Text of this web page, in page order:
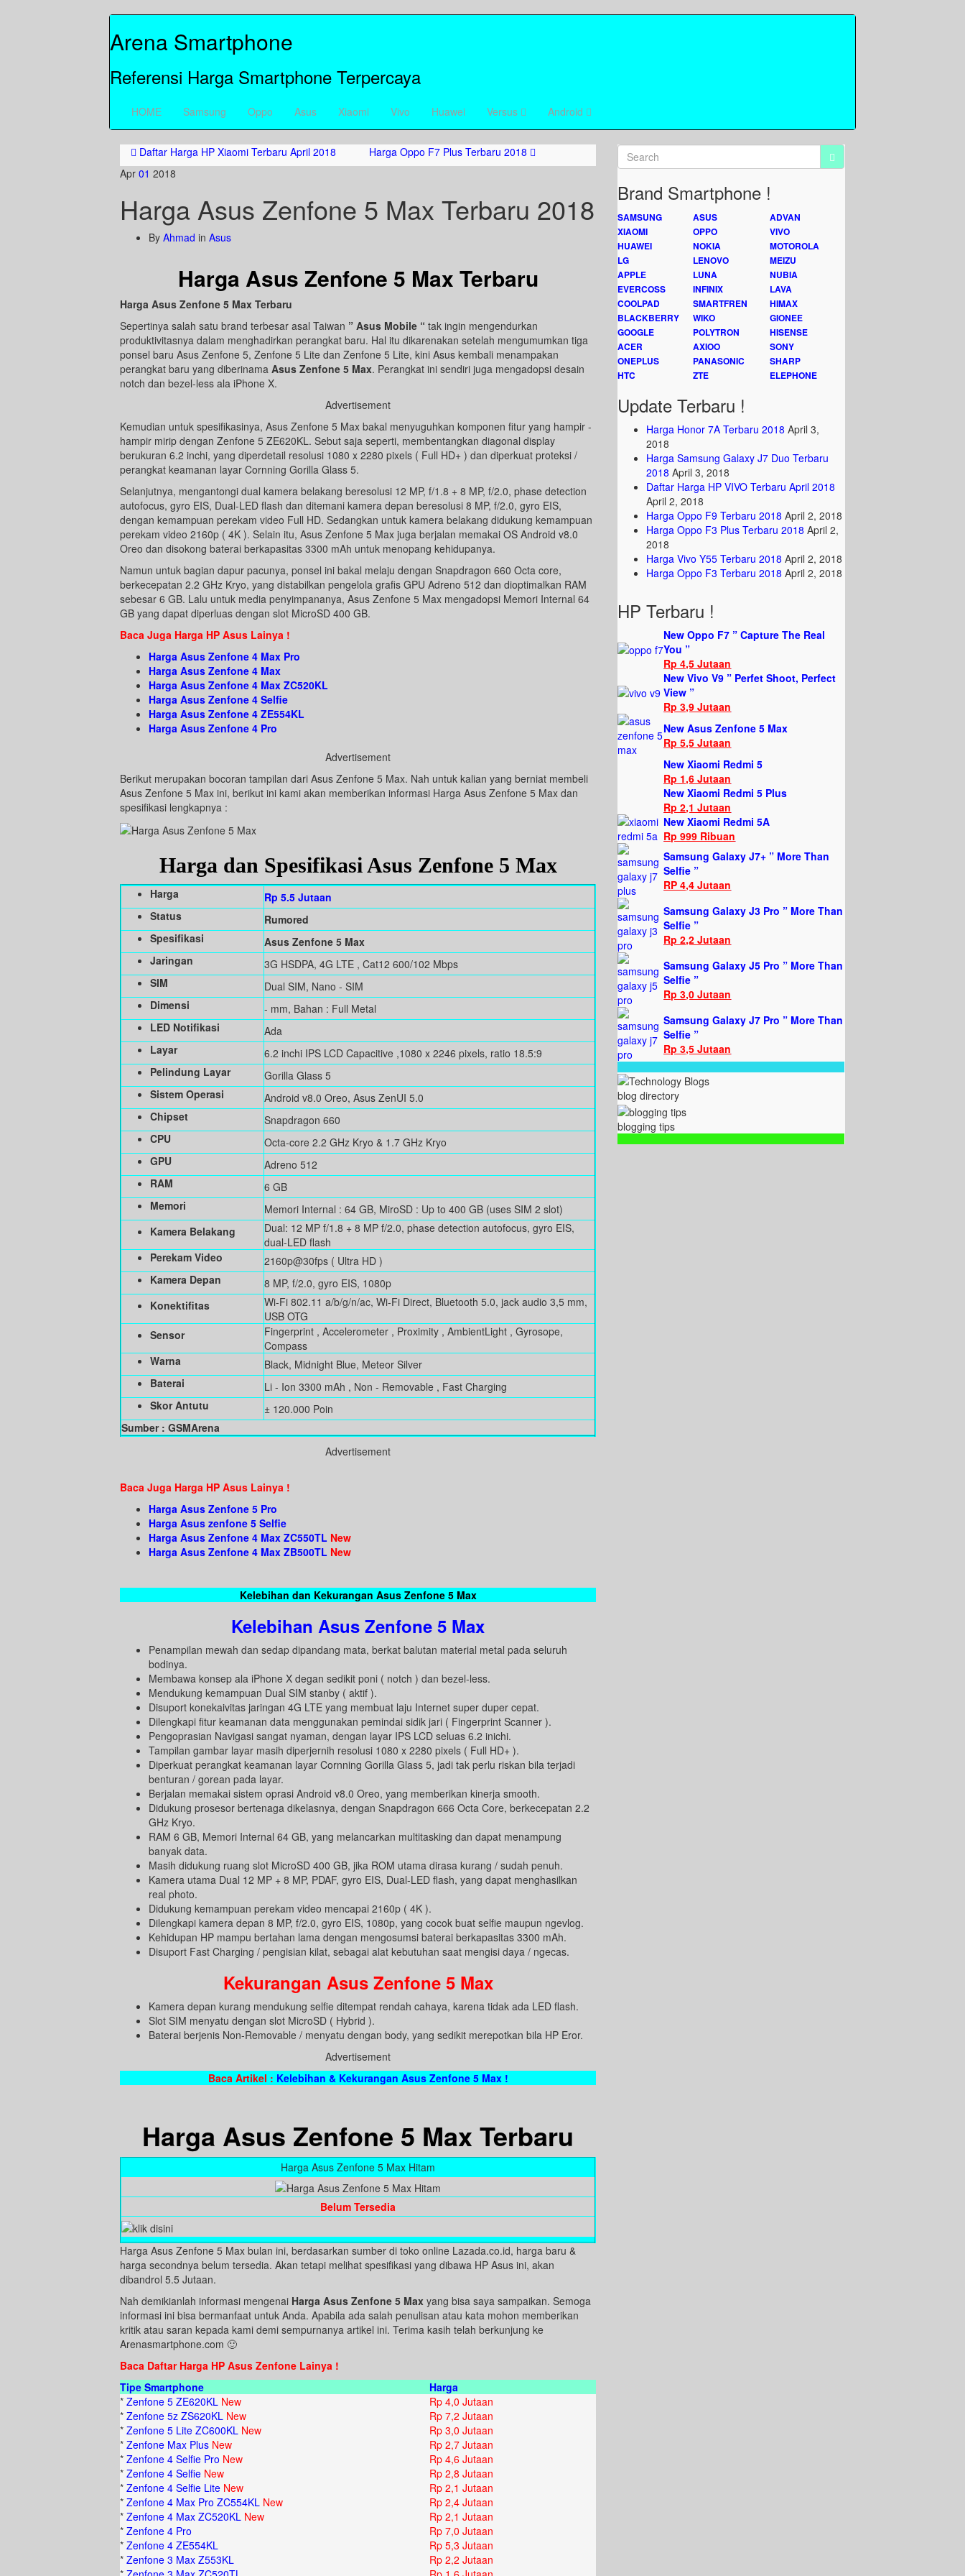
Arena Smartphone
Referensi Harga Smartphone Terpercaya
HOME Samsung Oppo Asus Xiaomi Vivo Huawei Versus Android
Daftar Harga HP Xiaomi Terbaru April 2018
Harga Oppo F7 Plus Terbaru 2018
Apr 01 2018
Harga Asus Zenfone 5 Max Terbaru 2018
By Ahmad in Asus
Harga Asus Zenfone 5 Max Terbaru
Harga Asus Zenfone 5 Max Terbaru
Sepertinya salah satu brand terbesar asal Taiwan ” Asus Mobile “ tak ingin mengendurkan
produktivitasnya dalam menghadirkan perangkat baru. Hal itu dikarenakan setelah mengumumkan tiga
ponsel baru Asus Zenfone 5, Zenfone 5 Lite dan Zenfone 5 Lite, kini Asus kembali menampakan
perangkat baru yang diberinama Asus Zenfone 5 Max. Perangkat ini sendiri juga mengadopsi desain
notch dan bezel-less ala iPhone X.
Advertisement
Kemudian untuk spesifikasinya, Asus Zenfone 5 Max bakal menyuguhkan komponen fitur yang hampir -
hampir mirip dengan Zenfone 5 ZE620KL. Sebut saja seperti, membentangkan diagonal display
berukuran 6.2 inchi, yang diperdetail resolusi 1080 x 2280 pixels ( Full HD+ ) dan diperkuat proteksi /
perangkat keamanan layar Cornning Gorilla Glass 5.
Selanjutnya, mengantongi dual kamera belakang beresolusi 12 MP, f/1.8 + 8 MP, f/2.0, phase detection
autofocus, gyro EIS, Dual-LED flash dan ditemani kamera depan beresolusi 8 MP, f/2.0, gyro EIS,
dengan kemampuan perekam video Full HD. Sedangkan untuk kamera belakang didukung kemampuan
perekam video 2160p ( 4K ). Selain itu, Asus Zenfone 5 Max juga berjalan memakai OS Android v8.0
Oreo dan disokong baterai berkapasitas 3300 mAh untuk menopang kehidupanya.
Namun untuk bagian dapur pacunya, ponsel ini bakal melaju dengan Snapdragon 660 Octa core,
berkecepatan 2.2 GHz Kryo, yang distabilkan pengelola grafis GPU Adreno 512 dan dioptimalkan RAM
sebesar 6 GB. Lalu untuk media penyimpananya, Asus Zenfone 5 Max mengadopsi Memori Internal 64
GB yang dapat diperluas dengan slot MicroSD 400 GB.
Baca Juga Harga HP Asus Lainya !
Harga Asus Zenfone 4 Max Pro
Harga Asus Zenfone 4 Max
Harga Asus Zenfone 4 Max ZC520KL
Harga Asus Zenfone 4 Selfie
Harga Asus Zenfone 4 ZE554KL
Harga Asus Zenfone 4 Pro
Advertisement
Berikut merupakan bocoran tampilan dari Asus Zenfone 5 Max. Nah untuk kalian yang berniat membeli
Asus Zenfone 5 Max ini, berikut ini kami akan memberikan informasi Harga Asus Zenfone 5 Max dan
spesifikasi lengkapnya :
Harga dan Spesifikasi Asus Zenfone 5 Max
Harga
Rp 5.5 Jutaan
Status
Rumored
Spesifikasi
Asus Zenfone 5 Max
Jaringan
3G HSDPA, 4G LTE , Cat12 600/102 Mbps
SIM
Dual SIM, Nano - SIM
Dimensi
- mm, Bahan : Full Metal
LED Notifikasi
Ada
Layar
6.2 inchi IPS LCD Capacitive ,1080 x 2246 pixels, ratio 18.5:9
Pelindung Layar
Gorilla Glass 5
Sistem Operasi
Android v8.0 Oreo, Asus ZenUI 5.0
Chipset
Snapdragon 660
CPU
Octa-core 2.2 GHz Kryo & 1.7 GHz Kryo
GPU
Adreno 512
RAM
6 GB
Memori
Memori Internal : 64 GB, MiroSD : Up to 400 GB (uses SIM 2 slot)
Kamera Belakang
Dual: 12 MP f/1.8 + 8 MP f/2.0, phase detection autofocus, gyro EIS,
dual-LED flash
Perekam Video
2160p@30fps ( Ultra HD )
Kamera Depan
8 MP, f/2.0, gyro EIS, 1080p
Konektifitas
Wi-Fi 802.11 a/b/g/n/ac, Wi-Fi Direct, Bluetooth 5.0, jack audio 3,5 mm,
USB OTG
Sensor
Fingerprint , Accelerometer , Proximity , AmbientLight , Gyrosope,
Compass
Warna
Black, Midnight Blue, Meteor Silver
Baterai
Li - Ion 3300 mAh , Non - Removable , Fast Charging
Skor Antutu
± 120.000 Poin
Sumber : GSMArena
Advertisement
Baca Juga Harga HP Asus Lainya !
Harga Asus Zenfone 5 Pro
Harga Asus zenfone 5 Selfie
Harga Asus Zenfone 4 Max ZC550TL New
Harga Asus Zenfone 4 Max ZB500TL New
Kelebihan dan Kekurangan Asus Zenfone 5 Max
Kelebihan Asus Zenfone 5 Max
Penampilan mewah dan sedap dipandang mata, berkat balutan material metal pada seluruh
bodinya.
Membawa konsep ala iPhone X degan sedikit poni ( notch ) dan bezel-less.
Mendukung kemampuan Dual SIM stanby ( aktif ).
Disuport konekaivitas jaringan 4G LTE yang membuat laju Internet super duper cepat.
Dilengkapi fitur keamanan data menggunakan pemindai sidik jari ( Fingerprint Scanner ).
Pengoprasian Navigasi sangat nyaman, dengan layar IPS LCD seluas 6.2 inichi.
Tampilan gambar layar masih diperjernih resolusi 1080 x 2280 pixels ( Full HD+ ).
Diperkuat perangkat keamanan layar Cornning Gorilla Glass 5, jadi tak perlu riskan bila terjadi
benturan / gorean pada layar.
Berjalan memakai sistem oprasi Android v8.0 Oreo, yang memberikan kinerja smooth.
Didukung prosesor bertenaga dikelasnya, dengan Snapdragon 666 Octa Core, berkecepatan 2.2
GHz Kryo.
RAM 6 GB, Memori Internal 64 GB, yang melancarkan multitasking dan dapat menampung
banyak data.
Masih didukung ruang slot MicroSD 400 GB, jika ROM utama dirasa kurang / sudah penuh.
Kamera utama Dual 12 MP + 8 MP, PDAF, gyro EIS, Dual-LED flash, yang dapat menghasilkan
real photo.
Didukung kemampuan perekam video mencapai 2160p ( 4K ).
Dilengkapi kamera depan 8 MP, f/2.0, gyro EIS, 1080p, yang cocok buat selfie maupun ngevlog.
Kehidupan HP mampu bertahan lama dengan mengosumsi baterai berkapasitas 3300 mAh.
Disuport Fast Charging / pengisian kilat, sebagai alat kebutuhan saat mengisi daya / ngecas.
Kekurangan Asus Zenfone 5 Max
Kamera depan kurang mendukung selfie ditempat rendah cahaya, karena tidak ada LED flash.
Slot SIM menyatu dengan slot MicroSD ( Hybrid ).
Baterai berjenis Non-Removable / menyatu dengan body, yang sedikit merepotkan bila HP Eror.
Advertisement
Baca Artikel : Kelebihan & Kekurangan Asus Zenfone 5 Max !
Harga Asus Zenfone 5 Max Terbaru
Harga Asus Zenfone 5 Max Hitam
Belum Tersedia
Harga Asus Zenfone 5 Max bulan ini, berdasarkan sumber di toko online Lazada.co.id, harga baru &
harga secondnya belum tersedia. Akan tetapi melihat spesifikasi yang dibawa HP Asus ini, akan
dibandrol 5.5 Jutaan.
Nah demikianlah informasi mengenai Harga Asus Zenfone 5 Max yang bisa saya sampaikan. Semoga
informasi ini bisa bermanfaat untuk Anda. Apabila ada salah penulisan atau kata mohon memberikan
kritik atau saran kepada kami demi sempurnanya artikel ini. Terima kasih telah berkunjung ke
Arenasmartphone.com 🙂
Baca Daftar Harga HP Asus Zenfone Lainya !
Tipe Smartphone
Harga
* Zenfone 5 ZE620KL New
Rp 4,0 Jutaan
* Zenfone 5z ZS620KL New
Rp 7,2 Jutaan
* Zenfone 5 Lite ZC600KL New
Rp 3,0 Jutaan
* Zenfone Max Plus New
Rp 2,7 Jutaan
* Zenfone 4 Selfie Pro New
Rp 4,6 Jutaan
* Zenfone 4 Selfie New
Rp 2,8 Jutaan
* Zenfone 4 Selfie Lite New
Rp 2,1 Jutaan
* Zenfone 4 Max Pro ZC554KL New
Rp 2,4 Jutaan
* Zenfone 4 Max ZC520KL New
Rp 2,1 Jutaan
* Zenfone 4 Pro
Rp 7,0 Jutaan
* Zenfone 4 ZE554KL
Rp 5,3 Jutaan
* Zenfone 3 Max Z553KL
Rp 2,2 Jutaan
Brand Smartphone !
SAMSUNG ASUS
ADVAN
XIAOMI
OPPO
VIVO
HUAWEI
NOKIA
MOTOROLA
LG
LENOVO
MEIZU
APPLE
LUNA
NUBIA
EVERCOSS
INFINIX
LAVA
COOLPAD
SMARTFREN
HIMAX
BLACKBERRY
WIKO
GIONEE
GOOGLE
POLYTRON
HISENSE
ACER
AXIOO
SONY
ONEPLUS
PANASONIC
SHARP
HTC
ZTE ELEPHONE
Update Terbaru !
Harga Honor 7A Terbaru 2018 April 3,
2018
Harga Samsung Galaxy J7 Duo Terbaru
2018 April 3, 2018
Daftar Harga HP VIVO Terbaru April 2018
April 2, 2018
Harga Oppo F9 Terbaru 2018 April 2, 2018
Harga Oppo F3 Plus Terbaru 2018 April 2,
2018
Harga Vivo Y55 Terbaru 2018 April 2, 2018
Harga Oppo F3 Terbaru 2018 April 2, 2018
HP Terbaru !
New Oppo F7 ” Capture The Real
You ”
Rp 4,5 Jutaan
New Vivo V9 ” Perfet Shoot, Perfect
View ”
Rp 3,9 Jutaan
New Asus Zenfone 5 Max
Rp 5,5 Jutaan
New Xiaomi Redmi 5
Rp 1,6 Jutaan
New Xiaomi Redmi 5 Plus
Rp 2,1 Jutaan
New Xiaomi Redmi 5A
Rp 999 Ribuan
Samsung Galaxy J7+ ” More Than
Selfie ”
RP 4,4 Jutaan
Samsung Galaxy J3 Pro ” More Than
Selfie ”
Rp 2,2 Jutaan
Samsung Galaxy J5 Pro ” More Than
Selfie ”
Rp 3,0 Jutaan
Samsung Galaxy J7 Pro ” More Than
Selfie ”
Rp 3,5 Jutaan
blog directory
blogging tips